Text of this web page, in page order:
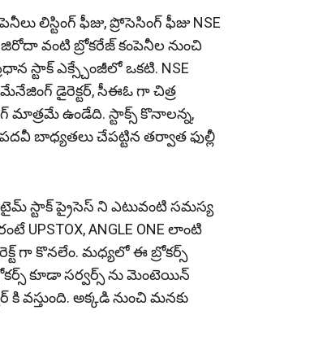
లిస్టింగ్ ఫీజు, ప్రోసెసింగ్ ఫీజు NSE
జిరోదా వంటి బ్రోకరేజ్ కంపెనీల నుంచి
స్టాక్ ఎక్స్చేంజీలో ఒకటి. NSE
డైరెక్టర్, సీఈఓ గా చిత్ర
మాత్రమే ఉండేది. స్టాక్స్ కొనాలన్న,
బాధ్య‌తలు చేపట్టిన తర్వాత ఫుల్లీ
స్టాక్ ప్రైసెస్ ని ఎటువంటి సమస్య
UPSTOX, ANGLE ONE లాంటి
గా కొనలేం. మధ్య‌లో ఈ బ్రోకర్స్
కూడా సర్వర్స్ ను మెంటెయిన్
కి వస్తుంది. అక్కడి నుంచి మనకు